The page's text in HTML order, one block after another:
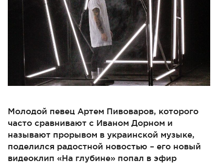
Молодой певец Артем Пивоваров, которого
часто сравнивают с Иваном Дорном и
называют прорывом в украинской музыке,
поделился радостной новостью – его новый
видеоклип «На глубине» попал в эфир